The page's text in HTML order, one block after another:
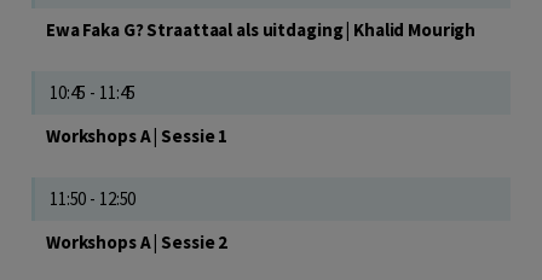
Ewa Faka G? Straattaal als uitdaging | Khalid Mourigh
10:45 - 11:45
Workshops A | Sessie 1
11:50 - 12:50
Workshops A | Sessie 2